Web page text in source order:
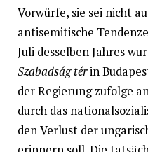
Vorwürfe, sie sei nicht
antisemitische
Juli desselben Jahres
Szabadság térin
der Regierung zufolge
durch das
den Verlust der